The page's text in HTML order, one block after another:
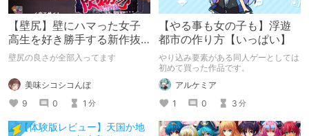
【壁尻】壁にハマった女子
高生を好き勝手する新作抜
きゲーSLG！【肉遊び】
壁尻の良さが全部入ってます
美味シコシコんぼ
9
0 1 分
【やる事も女の子も】浮遊
都市の作り方【いっぱい】
やり込み要素がある同人ゲーとしては
初めて買った作品です。
アルケミア
1
0 3 分